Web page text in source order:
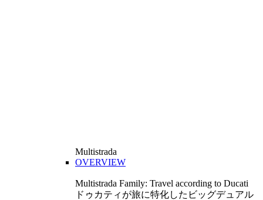
Multistrada
OVERVIEW
Multistrada Family: Travel according to Ducati
ドゥカティが旅に特化したビッグデュアル